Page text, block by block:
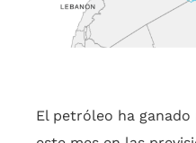
El petróleo ha